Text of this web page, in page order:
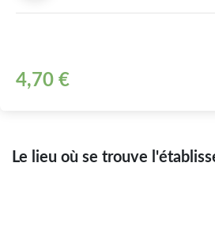
4,70 €
Le lieu où se trouve